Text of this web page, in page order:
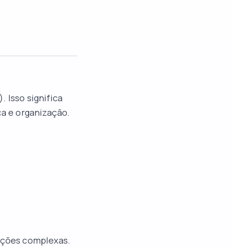
Isso significa
e organização.
complexas.